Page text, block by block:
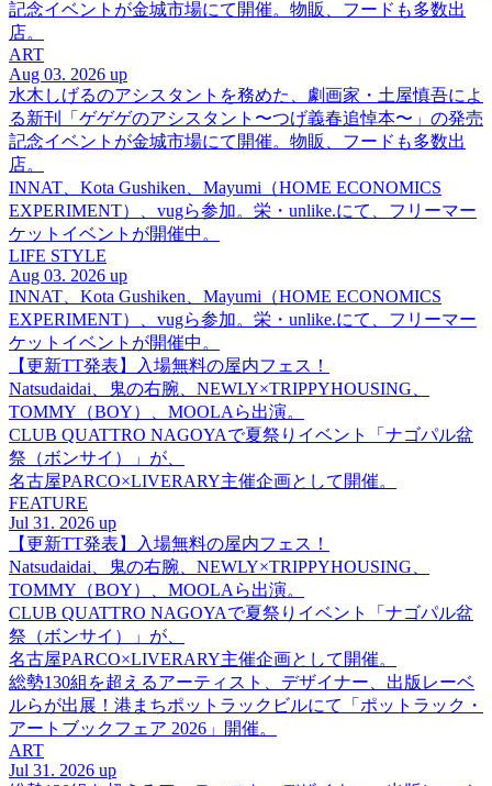
記念イベントが金城市場にて開催。物販、フードも多数出
店。
ART
Aug 03. 2026 up
水木しげるのアシスタントを務めた、劇画家・土屋慎吾によ
る新刊「ゲゲゲのアシスタント〜つげ義春追悼本〜」の発売
記念イベントが金城市場にて開催。物販、フードも多数出
店。
INNAT、Kota Gushiken、Mayumi（HOME ECONOMICS
EXPERIMENT）、vugら参加。栄・unlike.にて、フリーマー
ケットイベントが開催中。
LIFE STYLE
Aug 03. 2026 up
INNAT、Kota Gushiken、Mayumi（HOME ECONOMICS
EXPERIMENT）、vugら参加。栄・unlike.にて、フリーマー
ケットイベントが開催中。
【更新TT発表】入場無料の屋内フェス！
Natsudaidai、鬼の右腕、NEWLY×TRIPPYHOUSING、
TOMMY（BOY）、MOOLAら出演。
CLUB QUATTRO NAGOYAで夏祭りイベント「ナゴパル盆
祭（ボンサイ）」が、
名古屋PARCO×LIVERARY主催企画として開催。
FEATURE
Jul 31. 2026 up
【更新TT発表】入場無料の屋内フェス！
Natsudaidai、鬼の右腕、NEWLY×TRIPPYHOUSING、
TOMMY（BOY）、MOOLAら出演。
CLUB QUATTRO NAGOYAで夏祭りイベント「ナゴパル盆
祭（ボンサイ）」が、
名古屋PARCO×LIVERARY主催企画として開催。
総勢130組を超えるアーティスト、デザイナー、出版レーベ
ルらが出展！港まちポットラックビルにて「ポットラック・
アートブックフェア 2026」開催。
ART
Jul 31. 2026 up